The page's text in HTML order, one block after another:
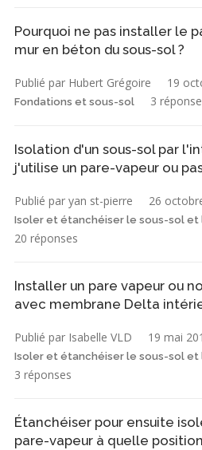
Pourquoi ne pas installer le
mur en béton du sous-sol ?
Publié par Hubert Grégoire 19
Fondations et sous-sol 3
Isolation d'un sous-sol par
j'utilise un pare-vapeur ou
Publié par yan st-pierre 26
Isoler et étanchéiser le sous-sol et
20 réponses
Installer un pare vapeur ou
avec membrane Delta
Publié par Isabelle VLD 19 mai
Isoler et étanchéiser le sous-sol et
3 réponses
Étanchéiser pour ensuite
pare-vapeur à quelle